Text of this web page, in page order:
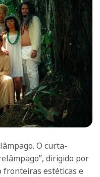
O curta-
dirigido por
fronteiras estéticas e